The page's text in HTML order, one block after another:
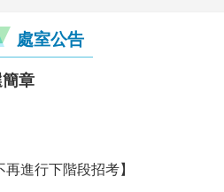
處室公告
章
進行下階段招考】